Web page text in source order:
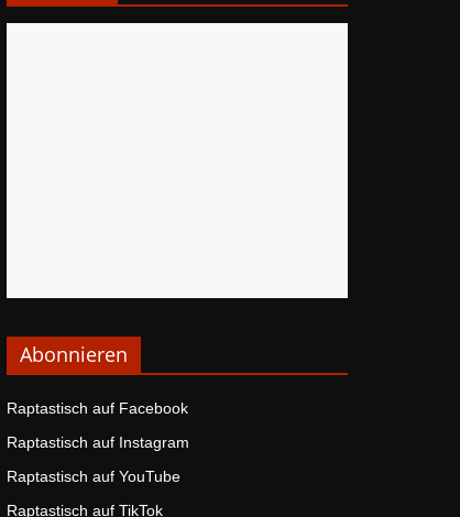
Abonnieren
Raptastisch auf Facebook
Raptastisch auf Instagram
Raptastisch auf YouTube
Raptastisch auf TikTok